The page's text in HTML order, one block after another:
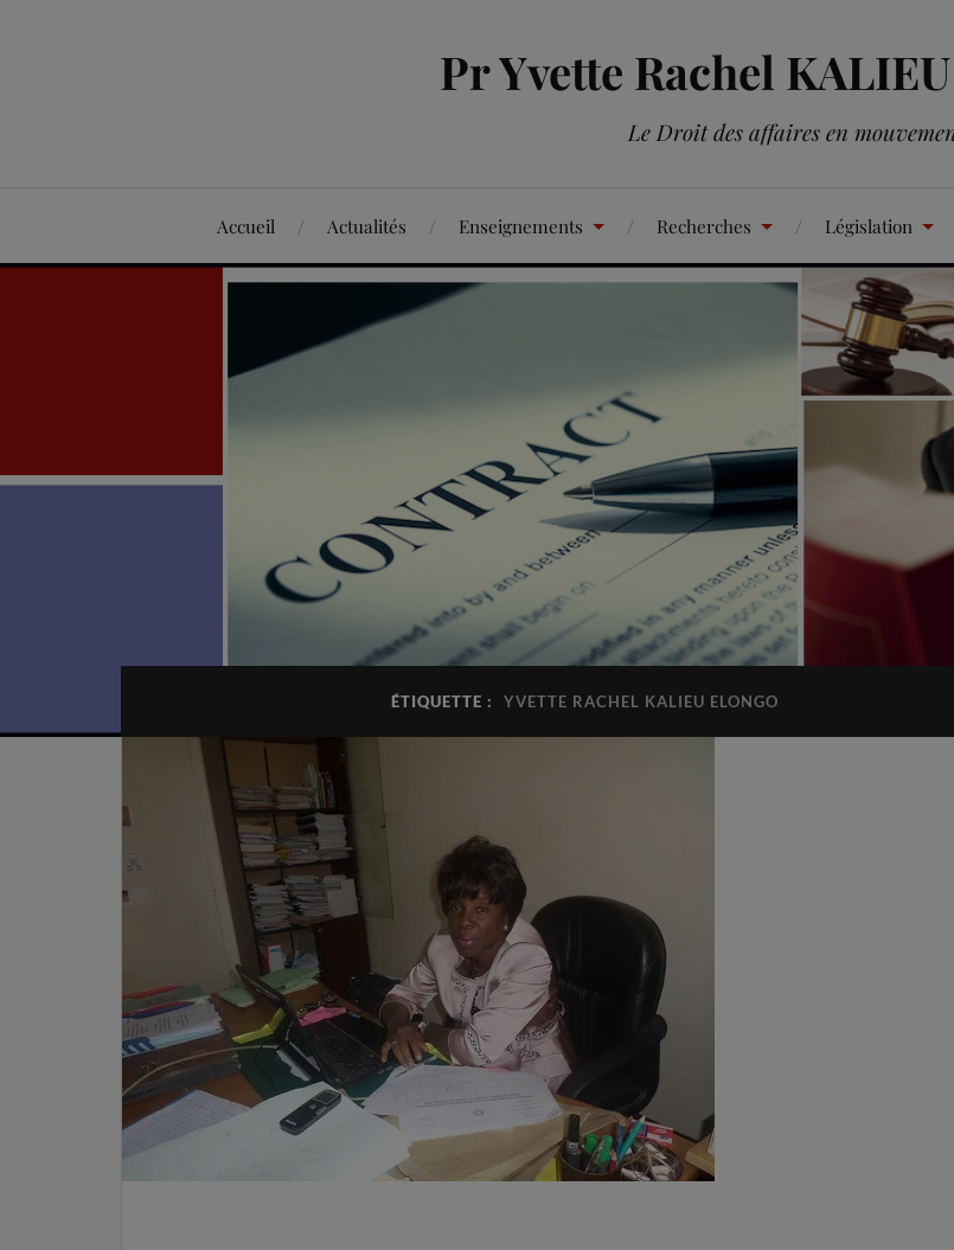
Pr Yvette Rachel
Le Droit des affaires en
Accueil Actualités Enseignements Recherches Législation
ÉTIQUETTE : YVETTE RACHEL KALIEU ELONGO